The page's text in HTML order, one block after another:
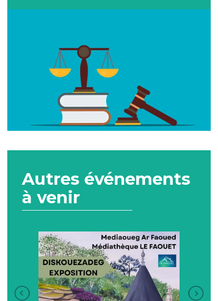
Autres événements
à venir